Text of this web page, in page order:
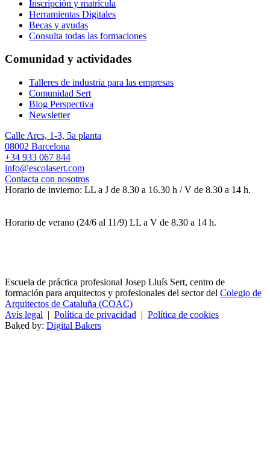
Inscripción y matrícula
Herramientas Digitales
Becas y ayudas
Consulta todas las formaciones
Comunidad y actividades
Talleres de industria para las empresas
Comunidad Sert
Blog Perspectiva
Newsletter
Calle Arcs, 1-3, 5a planta
08002 Barcelona
+34 933 067 844
info@escolasert.com
Contacta con nosotros
Horario de invierno: LL a J de 8.30 a 16.30 h / V de 8.30 a 14 h.
Horario de verano (24/6 al 11/9) LL a V de 8.30 a 14 h.
Escuela de práctica profesional Josep Lluís Sert, centro de
formación para arquitectos y profesionales del sector del Colegio de
Arquitectos de Cataluña (COAC)
Avís legal | Política de privacidad | Política de cookies
Baked by: Digital Bakers